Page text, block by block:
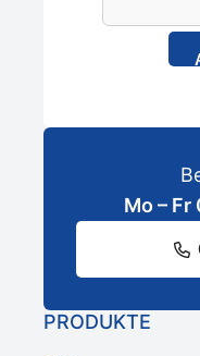
Mo –
PRODUKTE